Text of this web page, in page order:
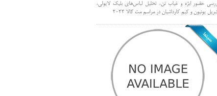
حضور ابژه و غیاب تن، تحلیل لباس‌های بلیک لایولی،
یونیون و کیم کارداشیان در مراسم مت گالا ۲۰۲۲